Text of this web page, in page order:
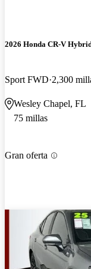
2026 Honda CR-V
Sport FWD 2,300
Wesley Chapel, FL
75 millas
Gran oferta